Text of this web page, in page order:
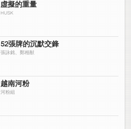
虛擬的重量
HUSK
52張牌的沉默交鋒
張詠銘、鄭相猷
越南河粉
河粉組